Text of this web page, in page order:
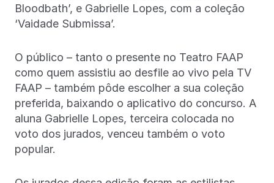
Bloodbath’, e Gabrielle Lopes, com a coleção
‘Vaidade Submissa’.
O público – tanto o presente no Teatro FAAP
como quem assistiu ao desfile ao vivo pela TV
FAAP – também pôde escolher a sua coleção
preferida, baixando o aplicativo do concurso. A
aluna Gabrielle Lopes, terceira colocada no
voto dos jurados, venceu também o voto
popular.